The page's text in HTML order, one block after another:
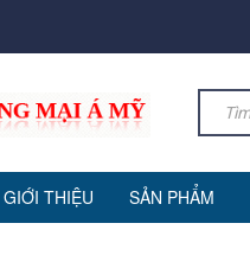
GIỚI THIỆU SẢN PHẨM